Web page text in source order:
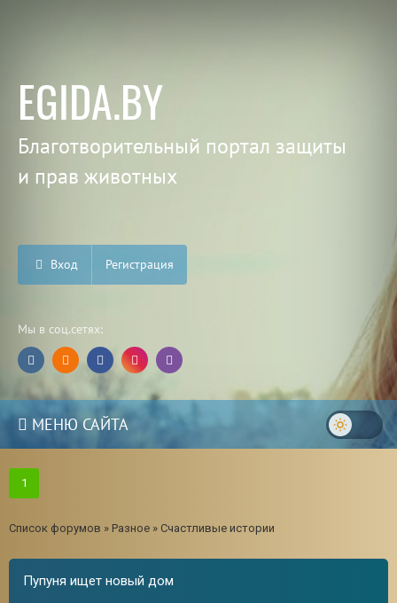
EGIDA.BY
Благотворительный портал защиты
и прав животных
Вход Регистрация
Мы в соц.сетях:
МЕНЮ САЙТА
1
Список форумов » Разное » Счастливые истории
Пупуня ищет новый дом